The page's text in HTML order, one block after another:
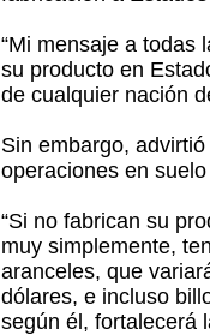
“Mi mensaje a todas
su producto en
de cualquier nación
Sin embargo,
operaciones en
“Si no fabrican su
muy simplemente,
aranceles, que
dólares, e incluso
según él, fortalecerá